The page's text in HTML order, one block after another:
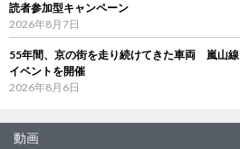
読者参加型キャンペーン
2026年8月7日
55年間、京の街を走り続けてきた車両 嵐山
イベントを開催
2026年8月6日
動画